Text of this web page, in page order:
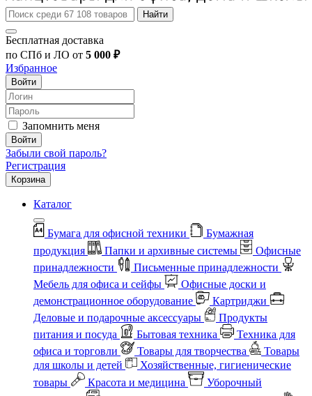
Найти
Бесплатная доставка
по СПб и ЛО от 5 000 ₽
Избранное
Войти
Запомнить меня
Войти
Забыли свой пароль?
Регистрация
Корзина
Каталог
Бумага для офисной техники
Бумажная
продукция
Папки и архивные системы
Офисные
принадлежности
Письменные принадлежности
Мебель для офиса и сейфы
Офисные доски и
демонстрационное оборудование
Картриджи
Деловые и подарочные аксессуары
Продукты
питания и посуда
Бытовая техника
Техника для
офиса и торговли
Товары для творчества
Товары
для школы и детей
Хозяйственные, гигиенические
товары
Красота и медицина
Уборочный